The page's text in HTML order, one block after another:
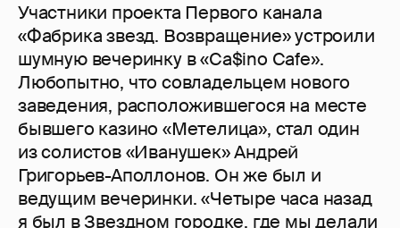
Участники проекта Первого канала
«Фабрика звезд. Возвращение» устроили
шумную вечеринку в «Ca$ino Cafe».
Любопытно, что совладельцем нового
заведения, расположившегося на месте
бывшего казино «Метелица», стал один
из солистов «Иванушек» Андрей
Григорьев-Аполлонов. Он же был и
ведущим вечеринки. «Четыре часа назад
я был в Звездном городке, где мы делали